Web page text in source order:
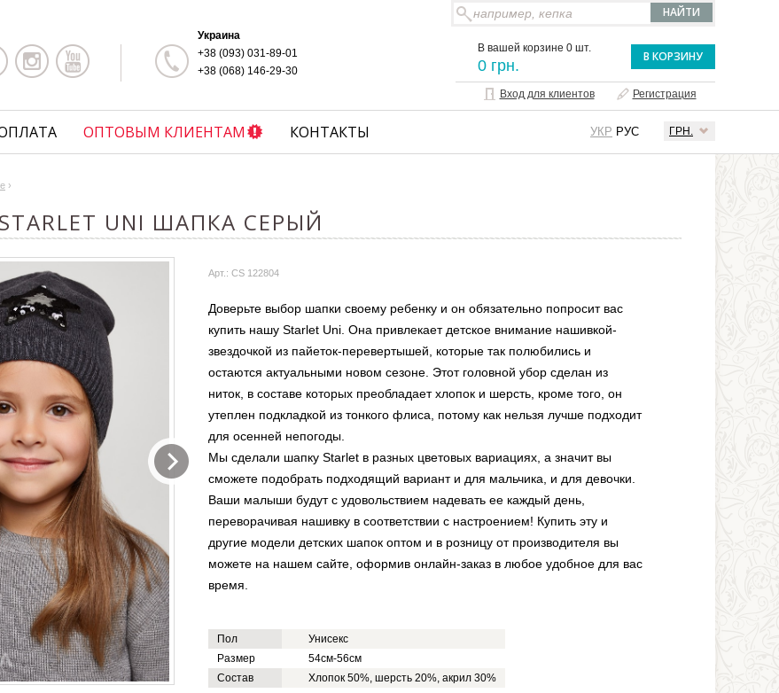
Украина
+38 (093) 031-89-01
+38 (068) 146-29-30
В вашей корзине 0 шт.
0 грн.
В КОРЗИНУ
Вход для клиентов Регистрация
ГРН.
УКР РУС
ОПТОВЫМ КЛИЕНТАМ КОНТАКТЫ
›
STARLET UNI ШАПКА СЕРЫЙ
Арт.: CS 122804
Доверьте выбор шапки своему ребенку и он обязательно попросит вас
купить нашу Starlet Uni. Она привлекает детское внимание нашивкой-
звездочкой из пайеток-перевертышей, которые так полюбились и
остаются актуальными новом сезоне. Этот головной убор сделан из
ниток, в составе которых преобладает хлопок и шерсть, кроме того, он
утеплен подкладкой из тонкого флиса, потому как нельзя лучше подходит
для осенней непогоды.
Мы сделали шапку Starlet в разных цветовых вариациях, а значит вы
сможете подобрать подходящий вариант и для мальчика, и для девочки.
Ваши малыши будут с удовольствием надевать ее каждый день,
переворачивая нашивку в соответствии с настроением! Купить эту и
другие модели детских шапок оптом и в розницу от производителя вы
можете на нашем сайте, оформив онлайн-заказ в любое удобное для вас
время.
Пол
Унисекс
Размер
54см-56см
Состав
Хлопок 50%, шерсть 20%, акрил 30%